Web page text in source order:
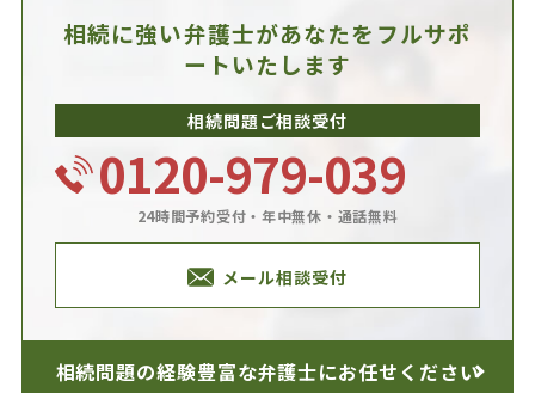
相続に強い弁護士があなたを フルサポ
ートいたします
相続問題ご相談受付
0120-979-039
24時間予約受付・年中無休・通話無料
メール相談受付
相続問題の経験豊富な弁護士にお任せください